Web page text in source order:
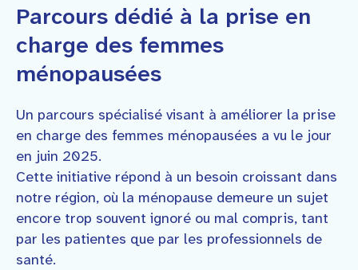
Parcours dédié à la prise en
charge des femmes
ménopausées
Un parcours spécialisé visant à améliorer la prise
en charge des femmes ménopausées a vu le jour
en juin 2025.
Cette initiative répond à un besoin croissant dans
notre région, où la ménopause demeure un sujet
encore trop souvent ignoré ou mal compris, tant
par les patientes que par les professionnels de
santé.